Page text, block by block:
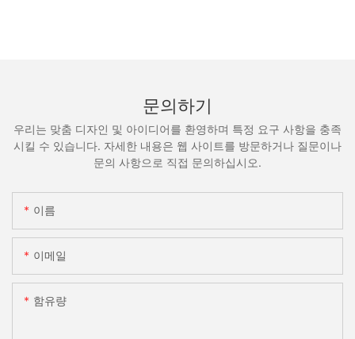
문의하기
우리는 맞춤 디자인 및 아이디어를 환영하며 특정 요구 사항을 충족
시킬 수 있습니다. 자세한 내용은 웹 사이트를 방문하거나 질문이나
문의 사항으로 직접 문의하십시오.
이름
이메일
함유량